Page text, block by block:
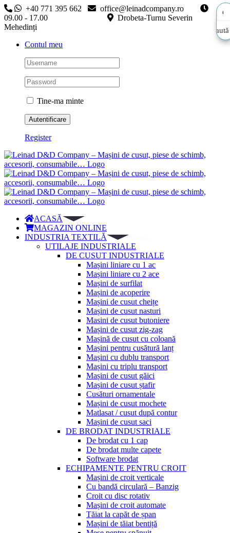
Skip
to
content
+40 771 395 662
office@leinadcompany.ro
09.00 - 17.00
Drobeta-Turnu Severin
Mehedinți
Contul meu
Tine-ma minte
Register
ACASĂ
MAGAZIN ONLINE
INDUSTRIA TEXTILĂ
UTILAJE INDUSTRIALE
DE CUSUT INDUSTRIALE
Mașini liniare cu 1 ac
Mașini liniare cu 2 ace
Mașini de surfilat
Mașini de acoperire
Mașini de cusut cheițe
Mașini de cusut nasturi
Masini de cusut butoniere
Mașini de cusut zig-zag
Mașină de cusut cu coloană
Mașini pentru cusătură lanț
Mașini cu dublu transport
Mașini cu triplu transport
Mașini de cusut găici
Mașini de cusut ștafir
Cusături ornamentale
Mașini de cusut mochete
Matlasat / cusut după contur
Mașini de cusut saci
DE BRODAT INDUSTRIALE
De brodat cu 1 cap
De brodat multe capete
Software brodat
ECHIPAMENTE PENTRU CROIT
Mașini de croit verticale
Cu bandă circulară – Banzig
Croit cu disc rotativ
Mașini de croit automate
Tăiat la capăt de șpan
Mașini de tăiat bentiță
Caută
Caută